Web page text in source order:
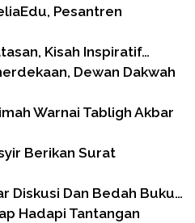
Pesantren
Kisah Inspiratif…
Dewan Dakwah
Warnai Tabligh Akbar
Berikan Surat
Diskusi Dan Bedah Buku…
Hadapi Tantangan